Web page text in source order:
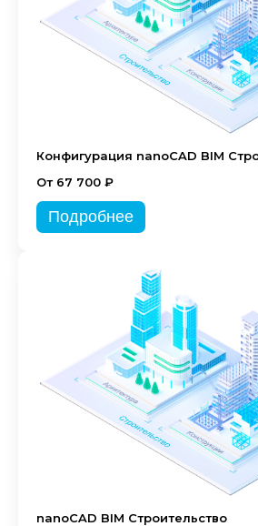
Конфигурация nanoCAD BIM
От 67 700 ₽
Подробнее
nanoCAD BIM Строительство